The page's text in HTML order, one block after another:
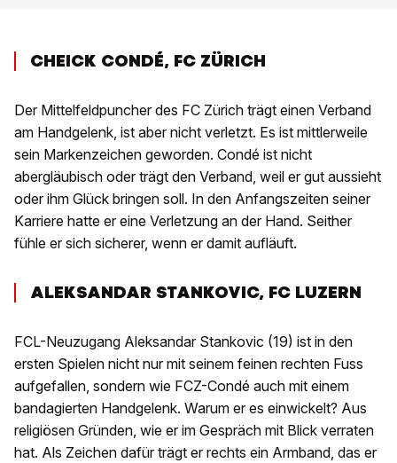
CHEICK CONDÉ, FC ZÜRICH
Der Mittelfeldpuncher des FC Zürich trägt einen Verband
am Handgelenk, ist aber nicht verletzt. Es ist mittlerweile
sein Markenzeichen geworden. Condé ist nicht
abergläubisch oder trägt den Verband, weil er gut aussieht
oder ihm Glück bringen soll. In den Anfangszeiten seiner
Karriere hatte er eine Verletzung an der Hand. Seither
fühle er sich sicherer, wenn er damit aufläuft.
ALEKSANDAR STANKOVIC, FC LUZERN
FCL-Neuzugang Aleksandar Stankovic (19) ist in den
ersten Spielen nicht nur mit seinem feinen rechten Fuss
aufgefallen, sondern wie FCZ-Condé auch mit einem
bandagierten Handgelenk. Warum er es einwickelt? Aus
religiösen Gründen, wie er im Gespräch mit Blick verraten
hat. Als Zeichen dafür trägt er rechts ein Armband, das er